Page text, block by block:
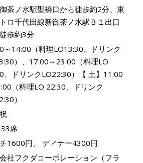
御茶ノ水駅聖橋口から徒歩約2分、東
ロ千代田線新御茶ノ水駅Ｂ１出口
歩約3分
～14:00（料理LO13:30、ドリンク
）、17:00～23:00（料理LO
、ドリンクLO22:30）【 土】11:00
（料理LO 22:30、ドリンク
）
席
1600円、 ディナー4300円
社フクダコーポレーション（フラ